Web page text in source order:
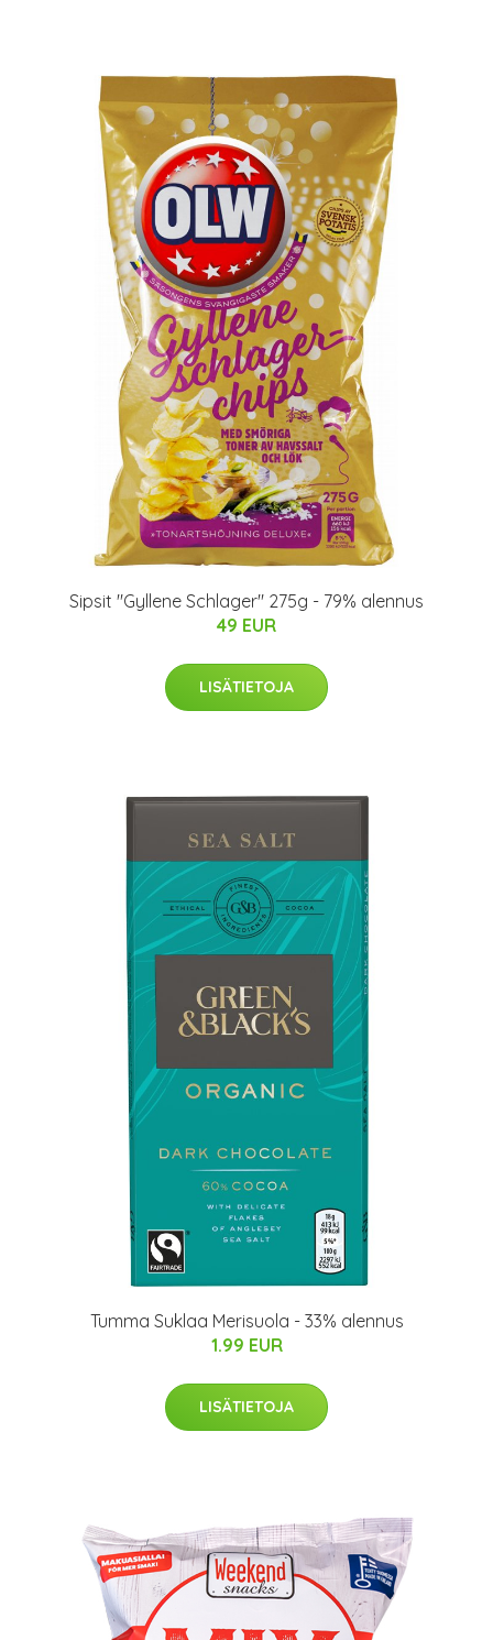
Sipsit "Gyllene Schlager" 275g - 79% alennus
49 EUR
LISÄTIETOJA
Tumma Suklaa Merisuola - 33% alennus
1.99 EUR
LISÄTIETOJA